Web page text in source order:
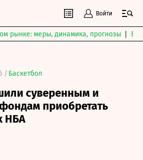
Войти
рынке: меры, динамика, прогнозы
/ Баскетбол
суверенным и
приобретать
НБА